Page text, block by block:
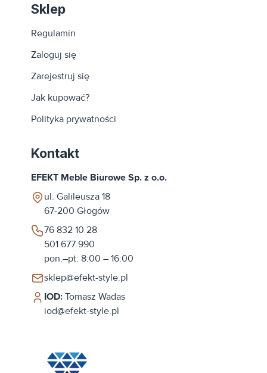
Sklep
Regulamin
Zaloguj się
Zarejestruj się
Jak kupować?
Polityka prywatności
Kontakt
EFEKT Meble Biurowe Sp. z o.o.
ul. Galileusza 18
67-200 Głogów
76 832 10 28
501 677 990
pon.–pt: 8:00 – 16:00
sklep@efekt-style.pl
IOD: Tomasz Wadas
iod@efekt-style.pl